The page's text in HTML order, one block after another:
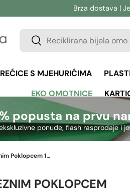
Brza dostava |
Pretraživanje
Pretraživanje
S MJEHURIĆIMA
EKO OMOTNICE
popusta na prvu
ponude, flash rasprodaje i
Bijela Kuverta s Trapeznim Poklopcem 102x146mm
POKLOPCEM